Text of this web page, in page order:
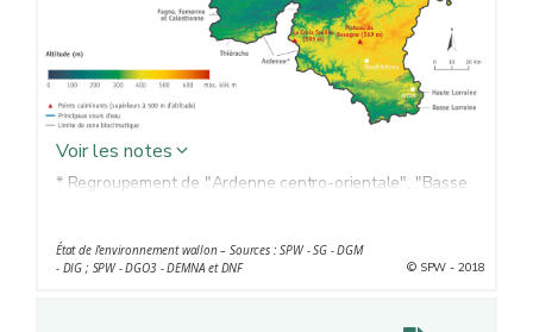
Voir les notes
* Regroupement de "Ardenne centro-orientale", "Basse
de lisibilité
État de l'environnement wallon – Sources : SPW - SG - DGM
- DIG ; SPW - DGO3 - DEMNA et DNF
© SPW - 2018